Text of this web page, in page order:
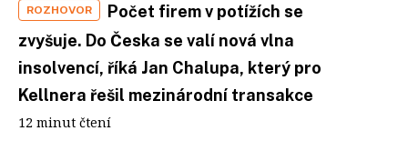
ROZHOVOR
Počet firem v potížích se
zvyšuje. Do Česka se valí nová vlna
insolvencí, říká Jan Chalupa, který pro
Kellnera řešil mezinárodní transakce
12 minut čtení